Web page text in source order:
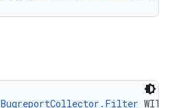
BugreportCollector.Filter